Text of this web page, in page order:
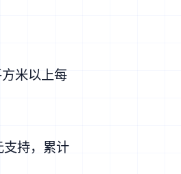
米以上每
持，累计